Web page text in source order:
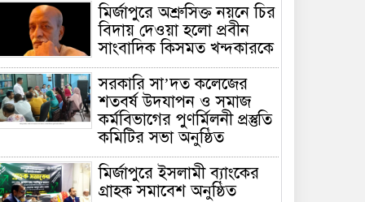
মির্জাপুরে অশ্রুসিক্ত নয়নে চির
বিদায় দেওয়া হলো প্রবীন
সাংবাদিক কিসমত খন্দকারকে
সরকারি সা’দত কলেজের
শতবর্ষ উদযাপন ও সমাজ
কর্মবিভাগের পুণর্মিলনী প্রস্তুতি
কমিটির সভা অনুষ্ঠিত
মির্জাপুরে ইসলামী ব্যাংকের
গ্রাহক সমাবেশ অনুষ্ঠিত